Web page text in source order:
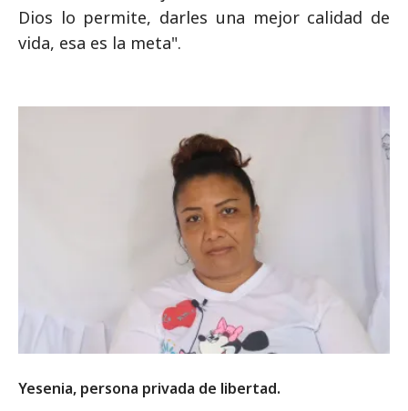
Dios lo permite, darles una mejor calidad de
vida, esa es la meta".
Yesenia, persona privada de libertad.